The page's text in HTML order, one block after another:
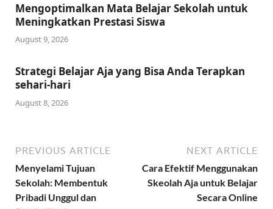
Mengoptimalkan Mata Belajar Sekolah untuk
Meningkatkan Prestasi Siswa
August 9, 2026
Strategi Belajar Aja yang Bisa Anda Terapkan
sehari-hari
August 8, 2026
PREVIOUS ARTICLE
Menyelami Tujuan
Sekolah: Membentuk
Pribadi Unggul dan
NEXT ARTICLE
Cara Efektif Menggunakan
Skeolah Aja untuk Belajar
Secara Online